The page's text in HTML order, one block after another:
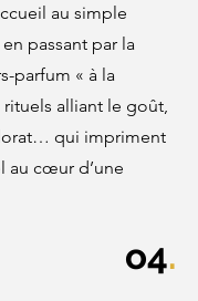
au simple
passant par la
parfum « à la
alliant le goût,
qui impriment
au cœur d’une
o4.